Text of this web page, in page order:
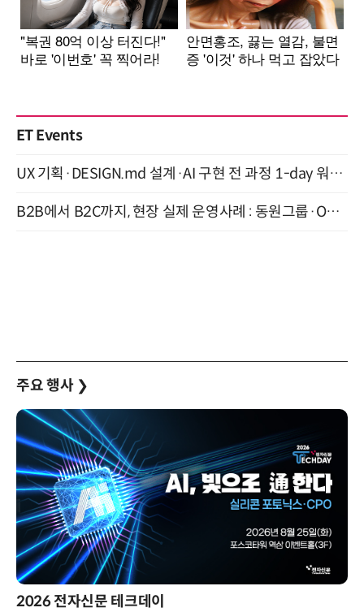
ET Events
UX 기획·DESIGN.md 설계·AI 구현 전 과정 1-day 워크숍 with Claude Code·Codex 9월 15일 개최
B2B에서 B2C까지, 현장 실제 운영사례 : 동원그룹·OCI·다이닝브랜즈그룹·당근 (8/27)
주요 행사 ❯
2026 전자신문 테크데이